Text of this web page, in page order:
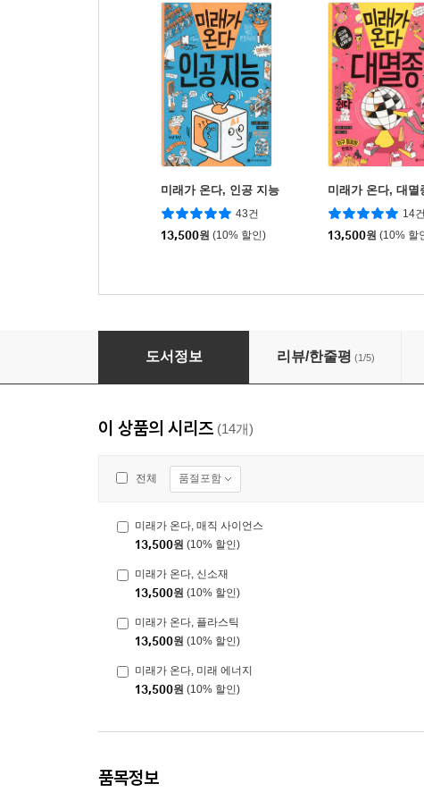
미래가 온다, 인공 지능
43건
13,500원 (10% 할인)
미래가 온다, 대멸
14건
13,500원 (10% 할
미래가 온다, 매직 사이언스
도서정보 리뷰/한줄평 (1/5)
이 상품의 시리즈 (14개)
전체 품절포함
미래가 온다, 매직 사이언스
13,500원 (10% 할인)
미래가 온다, 신소재
13,500원 (10% 할인)
미래가 온다, 플라스틱
13,500원 (10% 할인)
미래가 온다, 미래 에너지
13,500원 (10% 할인)
품목정보